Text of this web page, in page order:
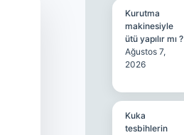
Kurutma
makinesiyle
ütü yapılır mı ?
Ağustos 7,
2026
Kuka
tesbihlerin